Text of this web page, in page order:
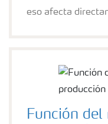
eso afecta
Función del